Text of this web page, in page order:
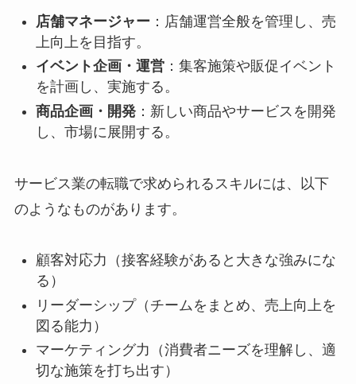
店舗マネージャー ：店舗運営全般を管理し、売
上向上を目指す。
イベント企画・運営：集客施策や販促イベント
を計画し、実施する。
商品企画・開発：新しい商品やサービスを開発
し、市場に展開する。
サービス業の転職で求められるスキルには、以下
のようなものがあります。
顧客対応力（接客経験があると大きな強みにな
る）
リーダーシップ（チームをまとめ、売上向上を
図る能力）
マーケティング力（消費者ニーズを理解し、適
切な施策を打ち出す）